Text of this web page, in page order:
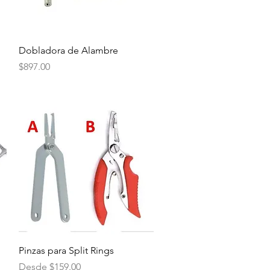
Vista rápida
Dobladora de Alambre
Precio
$897.00
Vista rápida
Pinzas para Split Rings
Desde $159.00
Precio de oferta